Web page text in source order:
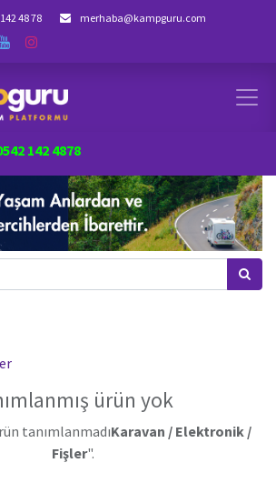
48 78
merhaba@kampguru.com
142 4878
ürün yok
tanımlanmadıKaravan / Elektronik /
Fişler".